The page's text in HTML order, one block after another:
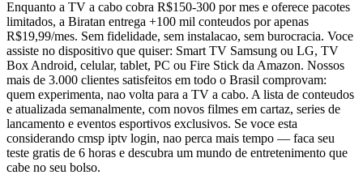
Enquanto a TV a cabo cobra R$150-300 por mes e oferece pacotes
limitados, a Biratan entrega +100 mil conteudos por apenas
R$19,99/mes. Sem fidelidade, sem instalacao, sem burocracia. Voce
assiste no dispositivo que quiser: Smart TV Samsung ou LG, TV
Box Android, celular, tablet, PC ou Fire Stick da Amazon. Nossos
mais de 3.000 clientes satisfeitos em todo o Brasil comprovam:
quem experimenta, nao volta para a TV a cabo. A lista de conteudos
e atualizada semanalmente, com novos filmes em cartaz, series de
lancamento e eventos esportivos exclusivos. Se voce esta
considerando cmsp iptv login, nao perca mais tempo — faca seu
teste gratis de 6 horas e descubra um mundo de entretenimento que
cabe no seu bolso.